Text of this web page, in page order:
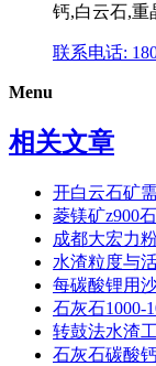
钙,白云石,重
联系电话:
Menu
相关文章
开白云石矿
菱镁矿z900
成都大宏力
水渣粒度与
每碳酸锂用
石灰石1000-
转鼓法水渣
石灰石碳酸